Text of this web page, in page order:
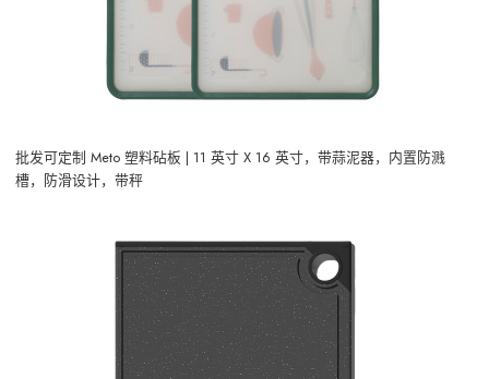
批发可定制 Meto 塑料砧板 | 11 英寸 X 16 英寸，带蒜泥器，内置防溅
槽，防滑设计，带秤